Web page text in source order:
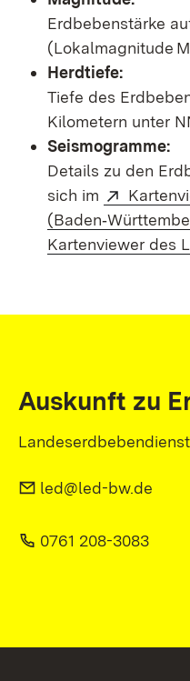
Erdbebenstärke
(Lokalmagnitude
Herdtiefe:
Tiefe des
Kilometern unter
Seismogramme:
Details zu den
sich im
Kartenviewer des
Auskunft zu
led@led-bw.de
0761 208-3083